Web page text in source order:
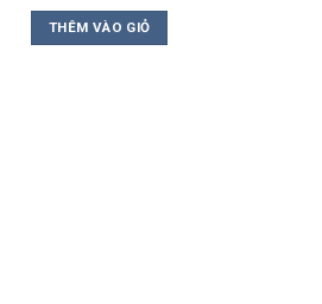
THÊM VÀO GIỎ